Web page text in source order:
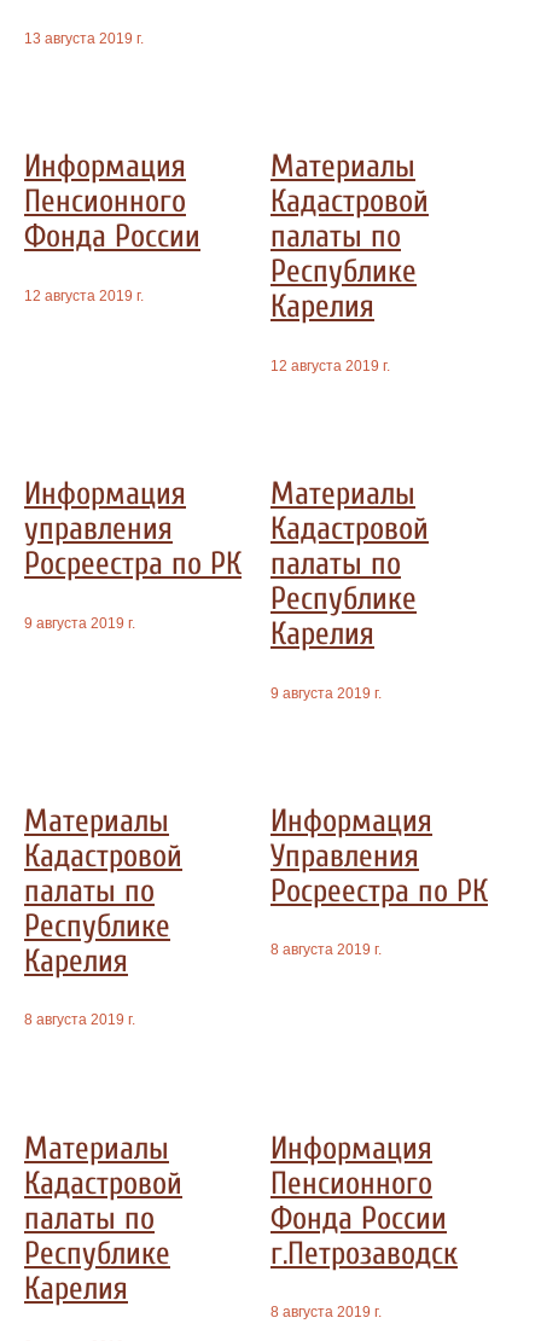
13 августа 2019 г.
Информация
Пенсионного
Фонда России
12 августа 2019 г.
Материалы
Кадастровой
палаты по
Республике
Карелия
12 августа 2019 г.
Информация
управления
Росреестра по РК
9 августа 2019 г.
Материалы
Кадастровой
палаты по
Республике
Карелия
9 августа 2019 г.
Материалы
Кадастровой
палаты по
Республике
Карелия
8 августа 2019 г.
Информация
Управления
Росреестра по РК
8 августа 2019 г.
Материалы
Кадастровой
палаты по
Республике
Карелия
Информация
Пенсионного
Фонда России
г.Петрозаводск
8 августа 2019 г.